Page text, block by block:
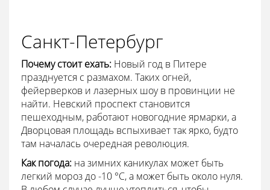
Санкт-Петербург
Почему стоит ехать: Новый год в Питере
празднуется с размахом. Таких огней,
фейерверков и лазерных шоу в провинции не
найти. Невский проспект становится
пешеходным, работают новогодние ярмарки, а
Дворцовая площадь вспыхивает так ярко, будто
там началась очередная революция.
Как погода: на зимних каникулах может быть
легкий мороз до -10 °С, а может быть около нуля.